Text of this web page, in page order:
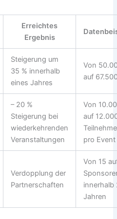
Erreichtes
Ergebnis
Steigerung um
35 % innerhalb
eines Jahres
Von
auf
– 20 %
Steigerung bei
wiederkehrenden
Veranstaltungen
Von
auf
pro Event
Verdopplung der
Partnerschaften
Von 15
innerhalb
Jahren